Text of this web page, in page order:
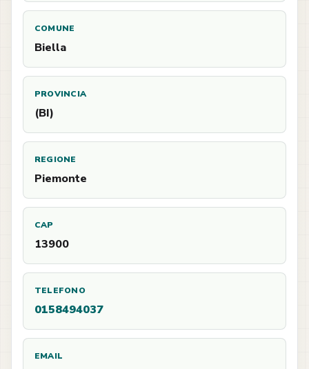
COMUNE
Biella
PROVINCIA
(BI)
REGIONE
Piemonte
CAP
13900
TELEFONO
0158494037
EMAIL